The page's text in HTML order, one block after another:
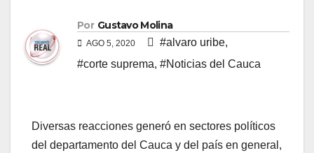
Por Gustavo Molina
AGO 5, 2020 #alvaro uribe,
#corte suprema, #Noticias del Cauca
Diversas reacciones generó en sectores políticos
del departamento del Cauca y del país en general,